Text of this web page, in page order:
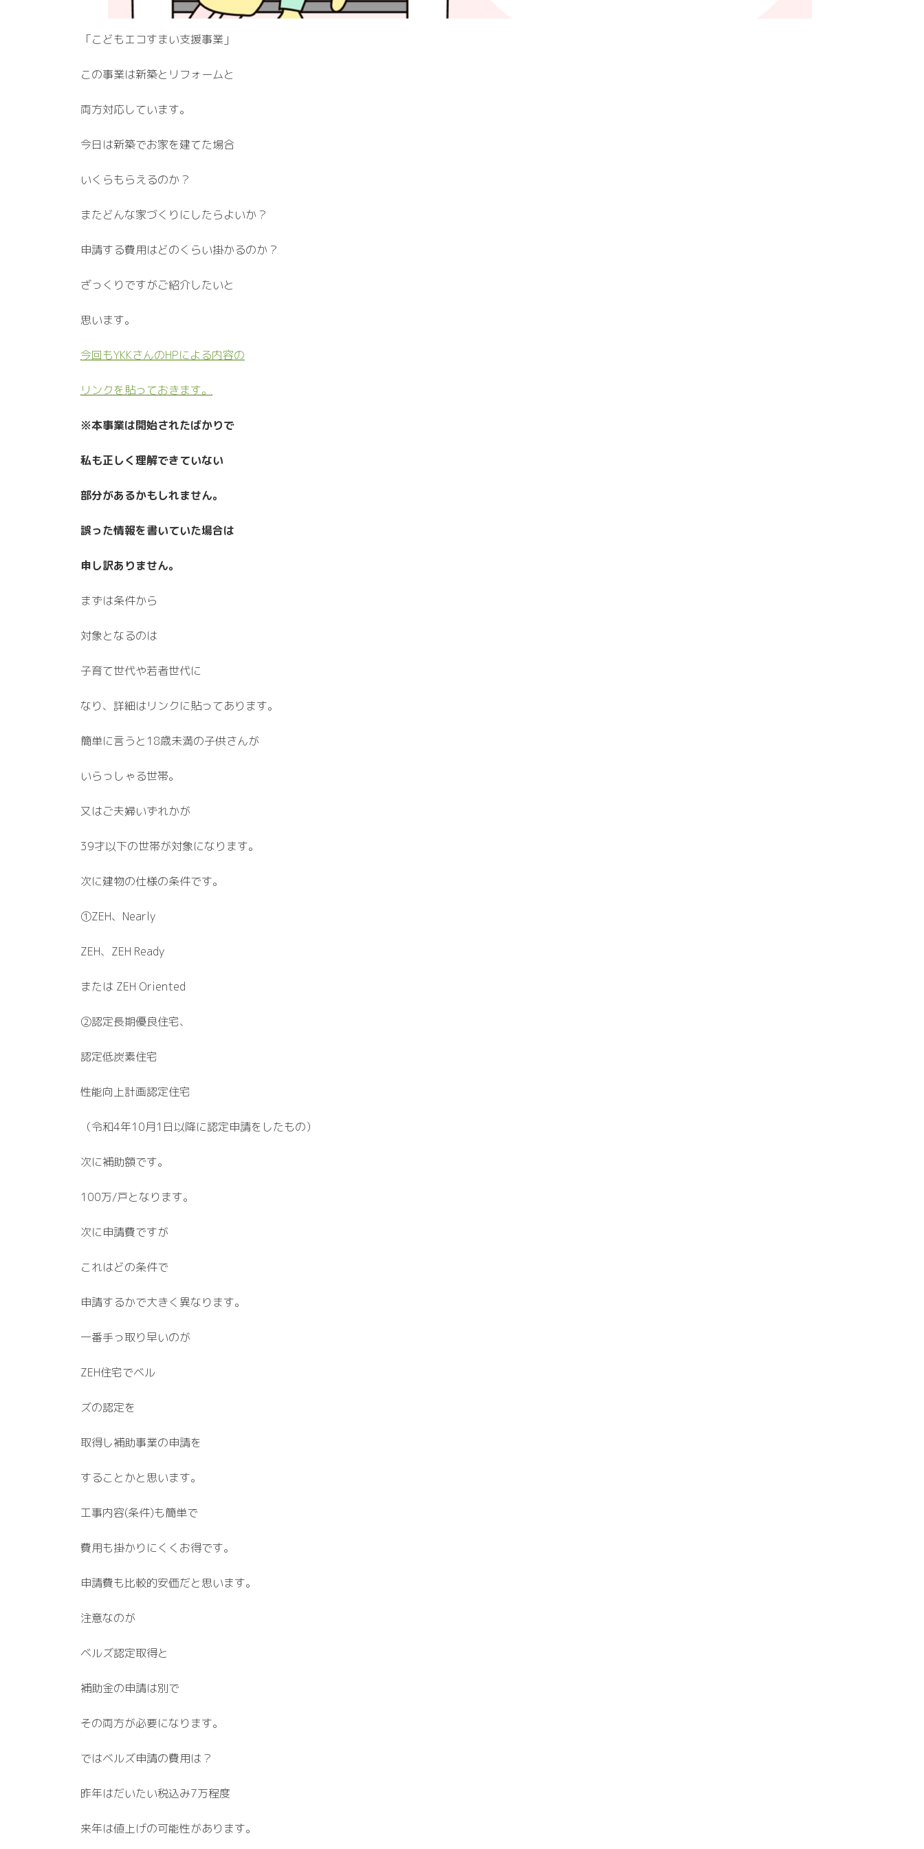
「こどもエコすまい支援事業」
この事業は新築とリフォームと
両方対応しています。
今日は新築でお家を建てた場合
いくらもらえるのか？
またどんな家づくりにしたらよいか？
申請する費用はどのくらい掛かるのか？
ざっくりですがご紹介したいと
思います。
今回もYKKさんのHPによる内容の
リンクを貼っておきます。
※本事業は開始されたばかりで
私も正しく理解できていない
部分があるかもしれません。
誤った情報を書いていた場合は
申し訳ありません。
まずは条件から
対象となるのは
子育て世代や若者世代に
なり、詳細はリンクに貼ってあります。
簡単に言うと18歳未満の子供さんが
いらっしゃる世帯。
又はご夫婦いずれかが
39才以下の世帯が対象になります。
次に建物の仕様の条件です。
①ZEH、Nearly
ZEH、ZEH Ready
または ZEH Oriented
②認定長期優良住宅、
認定低炭素住宅
性能向上計画認定住宅
（令和4年10月1日以降に認定申請をしたもの）
次に補助額です。
100万/戸となります。
次に申請費ですが
これはどの条件で
申請するかで大きく異なります。
一番手っ取り早いのが
ZEH住宅でベル
ズの認定を
取得し補助事業の申請を
することかと思います。
工事内容(条件)も簡単で
費用も掛かりにくくお得です。
申請費も比較的安価だと思います。
注意なのが
ベルズ認定取得と
補助金の申請は別で
その両方が必要になります。
ではベルズ申請の費用は？
昨年はだいたい税込み7万程度
来年は値上げの可能性があります。